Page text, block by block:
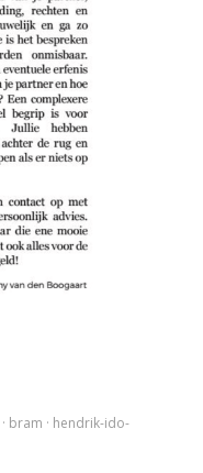
· bram · hendrik-ido-